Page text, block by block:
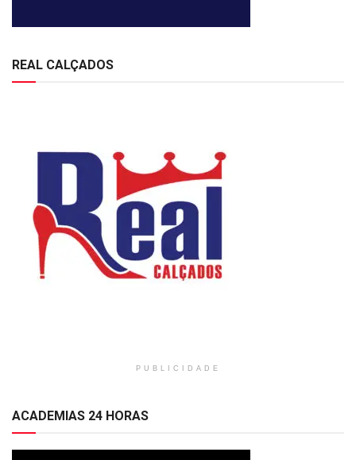
REAL CALÇADOS
PUBLICIDADE
ACADEMIAS 24 HORAS